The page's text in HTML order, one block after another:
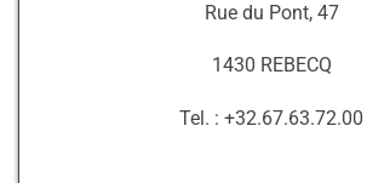
Rue du Pont, 47
1430 REBECQ
Tel. : +32.67.63.72.00